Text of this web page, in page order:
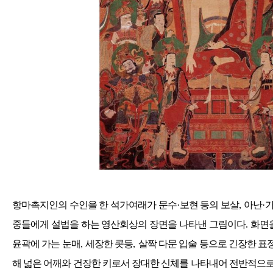
항마촉지인의 수인을 한 석가여래가 문수· 보현 등의 보살, 아난·
중들에게 설법을 하는 영산회상의 장면을 나타낸 그림이다. 화면
윤곽에 가는 눈매,세장한 콧등, 살짝 다문 입술 등으로 긴장한 표
해 넓은 어깨와 건장한 키로서 장대한 신체를 나타내어 전반적으